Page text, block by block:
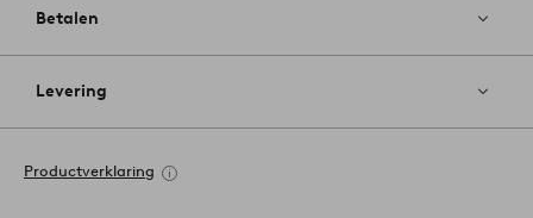
Betalen
Levering
Productverklaring